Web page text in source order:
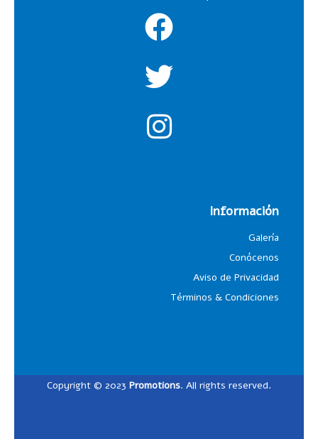
Información
Galería
Conócenos
Aviso de Privacidad
Términos & Condiciones
Copyright © 2023 Promotions. All rights reserved.